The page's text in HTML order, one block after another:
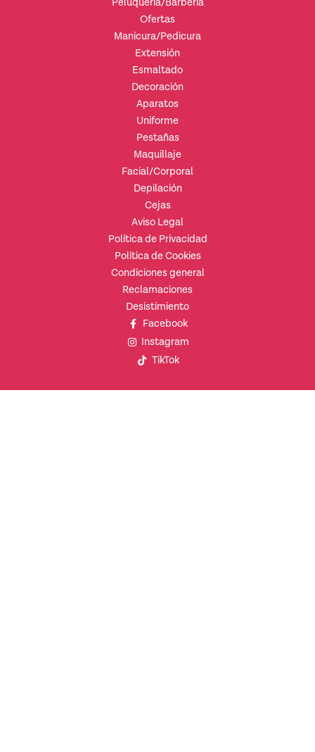
Ofertas
Manicura/Pedicura
Extensión
Esmaltado
Decoración
Aparatos
Uniforme
Pestañas
Maquillaje
Facial/Corporal
Depilación
Cejas
Aviso Legal
Política de Privacidad
Política de Cookies
Condiciones general
Reclamaciones
Desistimiento
Facebook
Instagram
TikTok